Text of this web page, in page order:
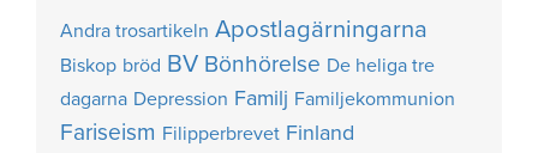
Andra trosartikeln Apostlagärningarna
Biskop bröd BV Bönhörelse De heliga tre
dagarna Depression Familj Familjekommunion
Fariseism Filipperbrevet Finland